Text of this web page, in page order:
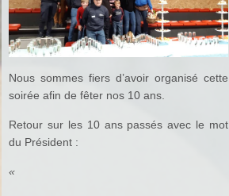
Nous sommes fiers d’avoir organisé cette
soirée afin de fêter nos 10 ans.
Retour sur les 10 ans passés avec le mot
du Président :
«